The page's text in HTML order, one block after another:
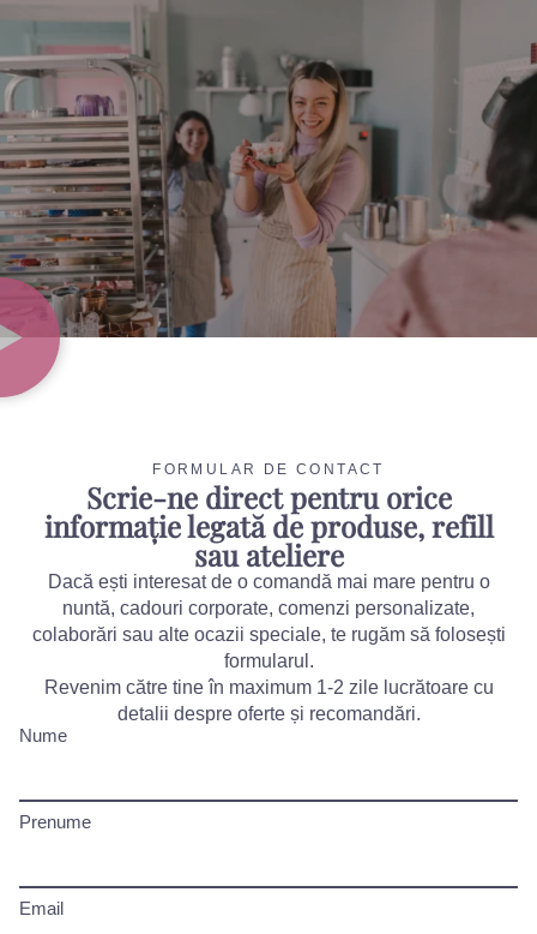
FORMULAR DE CONTACT
Scrie-ne direct pentru orice
informație legată de produse, refill
sau ateliere
Dacă ești interesat de o comandă mai mare pentru o
nuntă, cadouri corporate, comenzi personalizate,
colaborări sau alte ocazii speciale, te rugăm să folosești
formularul.
Revenim către tine în maximum 1-2 zile lucrătoare cu
detalii despre oferte și recomandări.
Nume
Prenume
Email